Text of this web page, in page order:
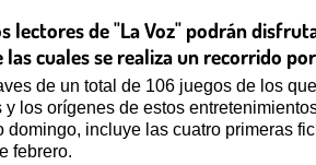
lectores de "La Voz" podrán
cuales se realiza un recorrido
de un total de 106 juegos de los
los orígenes de estos
domingo, incluye las cuatro primeras
febrero.